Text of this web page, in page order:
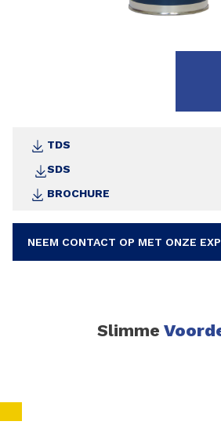
TDS
SDS
BROCHURE
NEEM CONTACT OP MET ONZE
Slimme